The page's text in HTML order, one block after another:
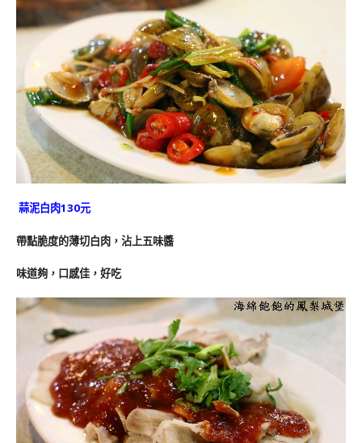
蒜泥白肉130元
帶點脆度的薄切白肉，沾上五味醬
味道夠，口感佳，好吃